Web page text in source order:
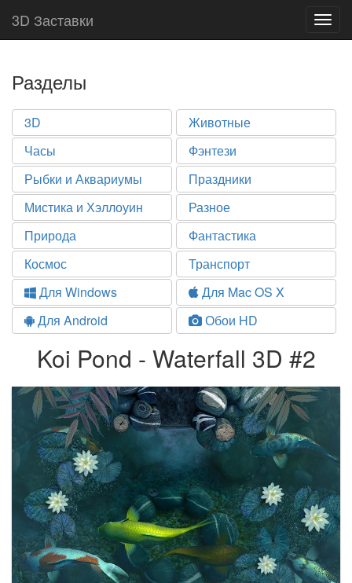
3D Заставки
Разделы
3D
Животные
Часы
Фэнтези
Рыбки и Аквариумы
Праздники
Мистика и Хэллоуин
Разное
Природа
Фантастика
Космос
Транспорт
Для Windows
Для Mac OS X
Для Android
Обои HD
Koi Pond - Waterfall 3D #2